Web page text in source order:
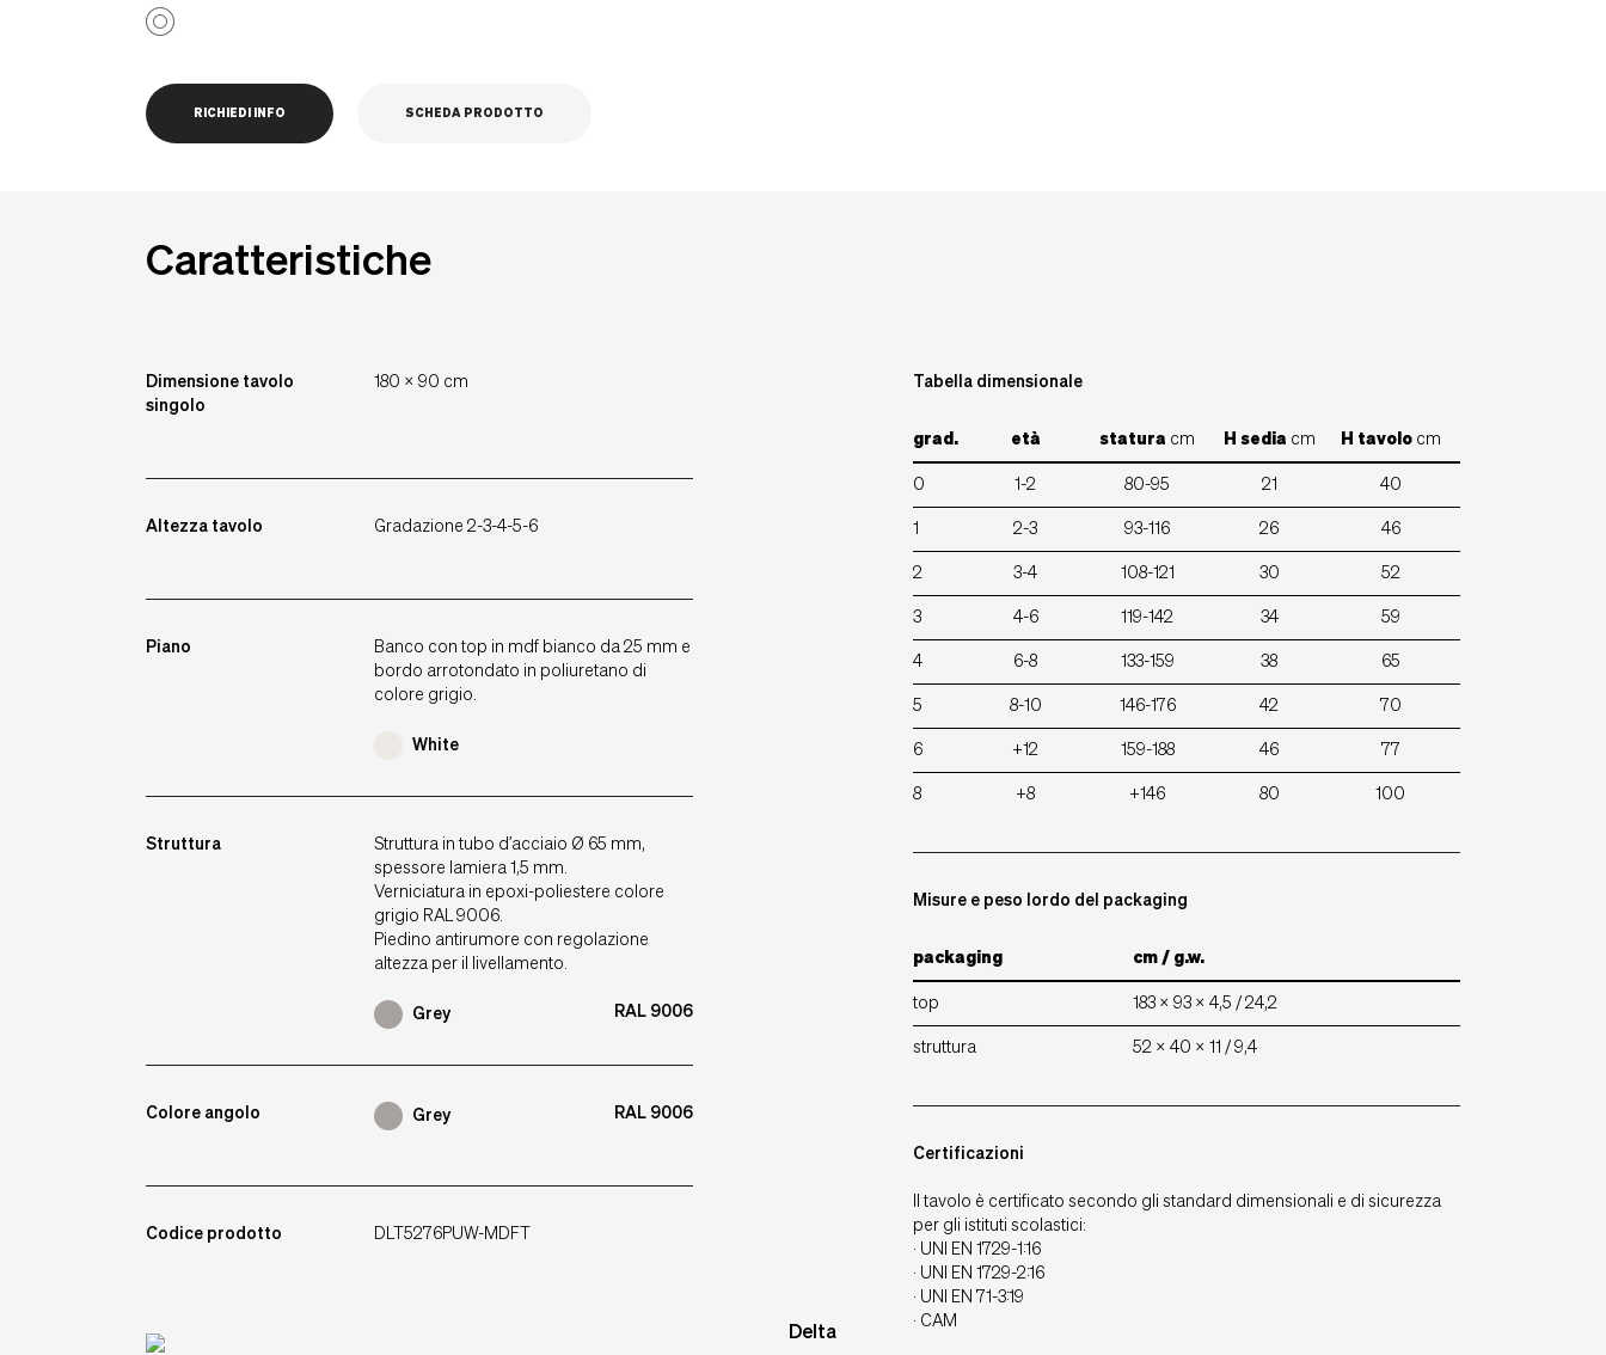
RICHIEDI INFO SCHEDA PRODOTTO
Caratteristiche
Dimensione tavolo
singolo
180 x 90 cm
Altezza tavolo Gradazione 2-3-4-5-6
Piano
Banco con top in mdf bianco da 25 mm e
bordo arrotondato in poliuretano di
colore grigio.
White
Struttura
Struttura in tubo d’acciaio Ø 65 mm,
spessore lamiera 1,5 mm.
Verniciatura in epoxi-poliestere colore
grigio RAL 9006.
Piedino antirumore con regolazione
altezza per il livellamento.
Grey RAL 9006
Colore angolo Grey RAL 9006
Codice prodotto DLT5276PUW-MDFT
Tabella dimensionale
grad. età statura cm H sedia cm H tavolocm
0 1-2 80-95 21 40
1 2-3 93-116 26 46
2 3-4 108-121 30 52
3 4-6 119-142 34 59
4 6-8 133-159 38 65
5 8-10 146-176 42 70
6 +12 159-188 46 77
8 +8 +146 80 100
Misure e peso lordo del packaging
packaging cm / g.w.
top 183 x 93 x 4,5 / 24,2
struttura 52 x 40 x 11 / 9,4
Certificazioni
Il tavolo è certificato secondo gli standard dimensionali e di sicurezza
per gli istituti scolastici:
· UNI EN 1729-1:16
· UNI EN 1729-2:16
· UNI EN 71-3:19
· CAM